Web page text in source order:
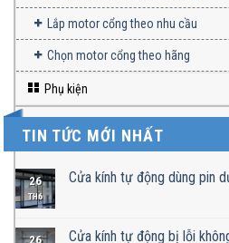
Lắp motor cổng theo nhu cầu
Chọn motor cổng theo hãng
Phụ kiện
TIN TỨC MỚI NHẤT
26
TH6
Cửa kính tự động dùng pin
26
Cửa kính tự động bị lỗi